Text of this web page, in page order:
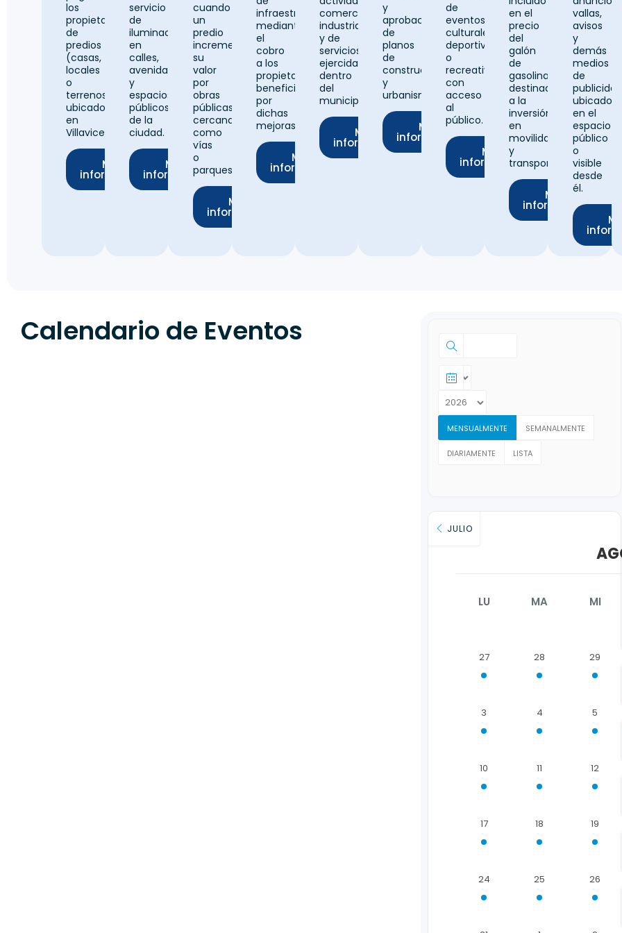
los
propietarios
de
predios
(casas,
locales
o
terrenos)
ubicados
en
Villavicencio.
Más
información
servicio
de
iluminación
en
calles,
avenidas
y
espacios
públicos
de la
ciudad.
Más
información
cuando
un
predio
incrementa
su
valor
por
obras
públicas
cercanas,
como
vías
o
parques.
Más
información
infraestructura
mediante
el
cobro
a los
propietarios
beneficiados
por
dichas
mejoras.
Más
información
comerciales,
industriales
y de
servicios
ejercidas
dentro
del
municipio.
Más
información
y
aprobación
de
planos
de
construcción
y
urbanismo.
Más
información
de
eventos
culturales,
deportivos
o
recreativos
con
acceso
al
público.
Más
información
en el
precio
del
galón
de
gasolina,
destinado
a la
inversión
en
movilidad
y
transporte.
Más
información
vallas,
avisos
y
demás
medios
de
publicidad
ubicados
en el
espacio
público
o
visible
desde
él.
Calendario de Eventos
MENSUALMENTE SEMANALMENTE
DIARIAMENTE LISTA
JULIO
LU MA MI
27 28 29
3 4 5
10 11 12
17 18 19
24 25 26